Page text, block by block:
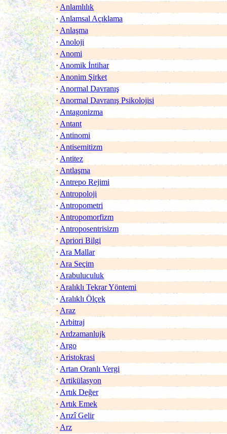
· Anlamlılık
· Anlamsal Açıklama
· Anlaşma
· Anoloji
· Anomi
· Anomik İntihar
· Anonim Şirket
· Anormal Davranış
· Anormal Davranış Psikolojisi
· Antagonizma
· Antant
· Antinomi
· Antisemitizm
· Antitez
· Antlaşma
· Antrepo Rejimi
· Antropoloji
· Antropometri
· Antropomorfizm
· Antroposentrisizm
· Apriori Bilgi
· Ara Mallar
· Ara Seçim
· Arabuluculuk
· Aralıklı Tekrar Yöntemi
· Aralıklı Ölçek
· Araz
· Arbitraj
· Ardzamanlujk
· Argo
· Aristokrasi
· Artan Oranlı Vergi
· Artikülasyon
· Artık Değer
· Artık Emek
· Arızî Gelir
· Arz